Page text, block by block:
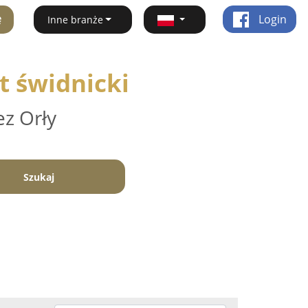
Inne branże Login
świdnicki
Orły
Szukaj